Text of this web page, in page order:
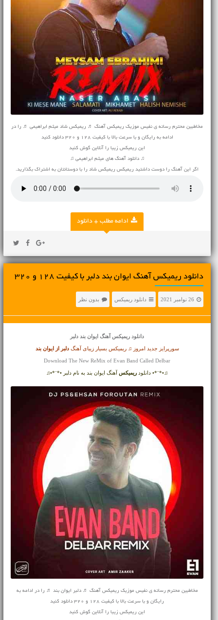
مخاطبین محترم رسانه ی نفیس موزیک ریمیکس آهنگ ♬ ریمیکس شاد میثم ابراهیمی ♬ را در
ادامه به رایگان و با سرعت بالا با کیفیت 128 و 320 دانلود کنید
این ریمیکس زیبا را آنلاین گوش کنید
♫ دانلود آهنگ های میثم ابراهیمی ♫
اگر این آهنگ را دوست داشتید ریمیکس ریمیکس شاد را با دوستانتان به اشتراک بگذارید.
ادامه مطلب + دانلود
دانلود ریمیکس آهنگ ایوان بند دلبر با کیفیت 128 و 320
26 نوامبر 2021 دانلود ریمیکس بدون نظر
دانلود ریمیکس آهنگایوان بند دلبر
سورپرایز جدید امروز ♫ ریمیکس بسیار زیبای آهنگدلبر ازایوان بند
Download The New ReMix of Evan Band Called Delbar
♫•*¨*• دانلود ریمیکس آهنگ ایوان بند به نام دلبر •*¨*•♫
مخاطبین محترم رسانه ی نفیس موزیک ریمیکس آهنگ ♬ دلبر ایوان بند ♬ را در ادامه به
رایگان و با سرعت بالا با کیفیت 128 و 320 دانلود کنید
این ریمیکس زیبا را آنلاین گوش کنید